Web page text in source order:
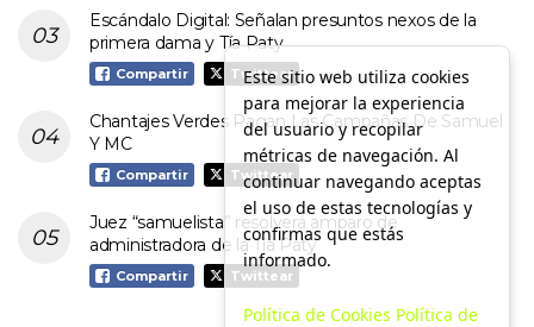
Escándalo Digital: Señalan presuntos nexos de la
primera dama y Tía Paty
Compartir Twittear
Chantajes Verdes Pagan Las Campañas De Samuel
Y MC
Compartir Twittear
Juez “samuelista” resolverá amparo de
administradora de la Tía Paty
Compartir Twittear
Este sitio web utiliza cookies
para mejorar la experiencia
del usuario y recopilar
métricas de navegación. Al
continuar navegando aceptas
el uso de estas tecnologías y
confirmas que estás
informado.
Política de Cookies Política de